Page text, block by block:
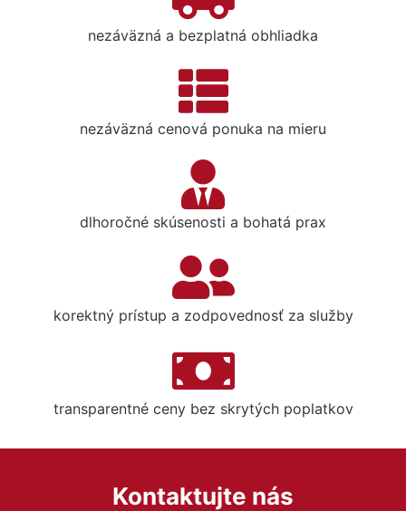
nezáväzná a bezplatná obhliadka
nezáväzná cenová ponuka na mieru
dlhoročné skúsenosti a bohatá prax
korektný prístup a zodpovednosť za služby
transparentné ceny bez skrytých poplatkov
Kontaktujte nás